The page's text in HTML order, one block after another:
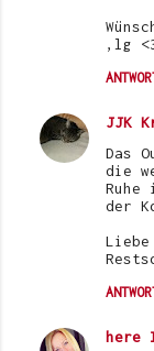
,lg
JJK
Das
die
der
Liebe
here